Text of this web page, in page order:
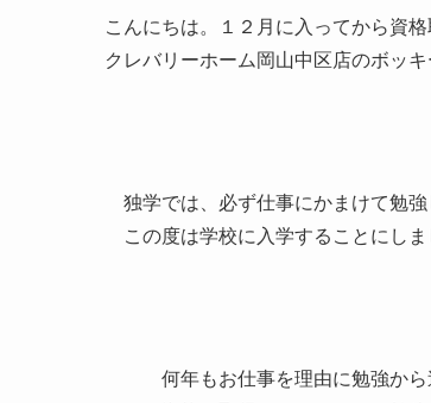
こんにちは。１２月に入ってから資
クレバリーホーム岡山中区店のボッ
独学では、必ず仕事にかまけて勉強
この度は学校に入学することにし
何年もお仕事を理由に勉強から逃